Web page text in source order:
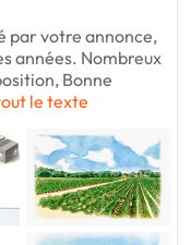
par votre annonce,
années. Nombreux
Bonne
le texte